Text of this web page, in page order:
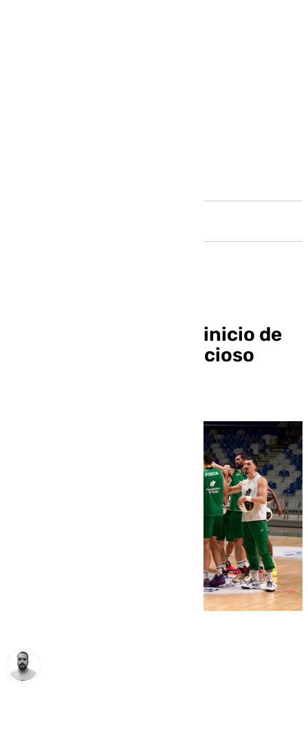
Unicaja-Joventut: el inicio de
un ilusionante y ambicioso